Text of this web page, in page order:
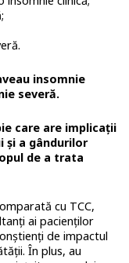
insomnie
severă.
care are implicații
și a gândurilor
de a trata
cu TCC,
ai pacienților
de impactul
În plus, au